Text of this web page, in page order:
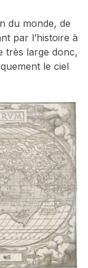
du monde, de
par l’histoire à
très large donc,
le ciel